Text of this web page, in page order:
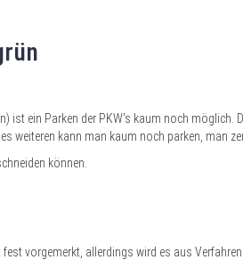
ist ein Parken der PKW’s kaum noch
weiteren kann man kaum noch parken, man
können.
vorgemerkt, allerdings wird es aus